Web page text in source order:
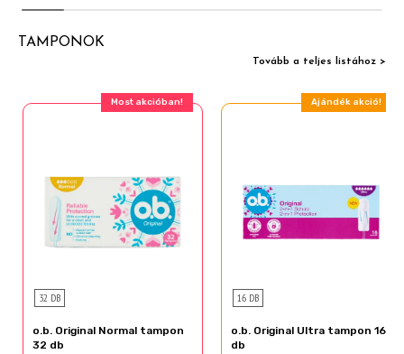
TAMPONOK
Tovább a teljes listához >
Most akcióban!
32 DB
o.b. Original Normal tampon
32 db
Ajándék akció!
16 DB
o.b. Original Ultra tampon 16
db